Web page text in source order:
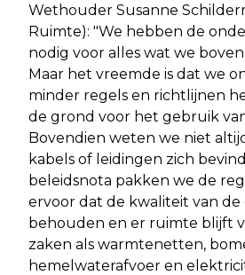
Wethouder Susanne
Ruimte): "We hebben de
nodig voor alles wat we
Maar het vreemde is dat we
minder regels en richtlijnen
de grond voor het gebruik
Bovendien weten we niet
kabels of leidingen zich
beleidsnota pakken we de
ervoor dat de kwaliteit van
behouden en er ruimte blijft
zaken als warmtenetten,
hemelwaterafvoer en